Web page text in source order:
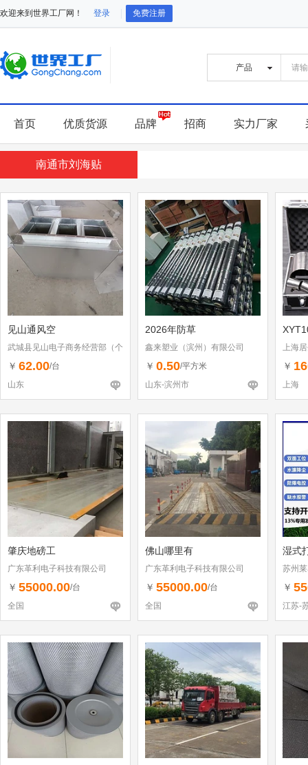
欢迎来到世界工厂网！ 登录 免费注册
首页 优质货源 品牌 招商 实力厂家
南通市刘海贴
见山通风空
武城县见山电子商务经营部（个
体工商户）
￥ 62.00/台
山东
2026年防草
鑫来塑业（滨州）有限公司
￥ 0.50/平方米
山东-滨州市
上海
￥
上海
肇庆地磅工
广东革利电子科技有限公司
￥ 55000.00/台
全国
佛山哪里有
广东革利电子科技有限公司
￥ 55000.00/台
全国
湿式
苏州
￥
江苏-